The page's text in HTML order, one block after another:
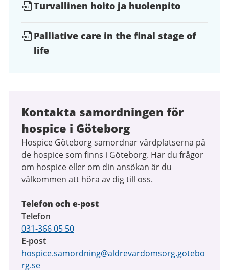
Turvallinen hoito ja huolenpito
Palliative care in the final stage of
life
Kontakta samordningen för
hospice i Göteborg
Hospice Göteborg samordnar vårdplatserna på
de hospice som finns i Göteborg. Har du frågor
om hospice eller om din ansökan är du
välkommen att höra av dig till oss.
Telefon och e-post
Telefon
031-366 05 50
E-post
hospice.samordning@aldrevardomsorg.gotebo
rg.se